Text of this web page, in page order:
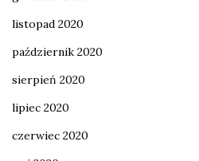
listopad 2020
październik 2020
sierpień 2020
lipiec 2020
czerwiec 2020